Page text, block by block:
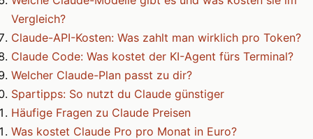
Vergleich?
Claude-API-Kosten: Was zahlt man wirklich pro Token?
Claude Code: Was kostet der KI-Agent fürs Terminal?
Welcher Claude-Plan passt zu dir?
Spartipps: So nutzt du Claude günstiger
Häufige Fragen zu Claude Preisen
Was kostet Claude Pro pro Monat in Euro?